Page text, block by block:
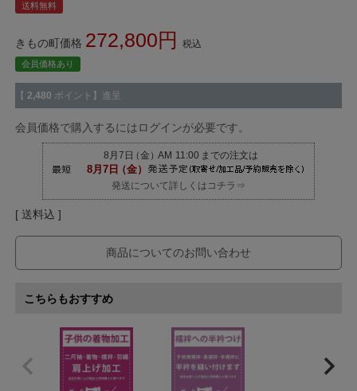
送料無料
きもの町価格 272,800 税込
会員価格あり
【 2,480 ポイント】進呈
会員価格で購入するにはログインが必要です。
発送について詳しくはコチラ⇒
送料込
商品についてのお問い合わせ
こちらもおすすめ